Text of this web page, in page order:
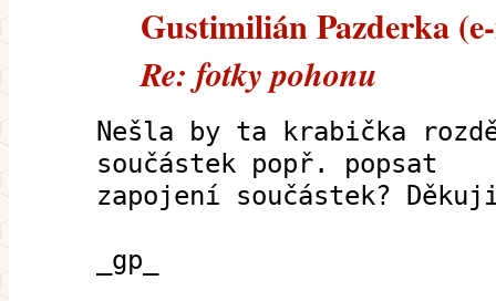
Gustimilián Pazderka
Re: fotky pohonu
Nešla by ta krabička
součástek popř. popsat
zapojení součástek?
_gp_